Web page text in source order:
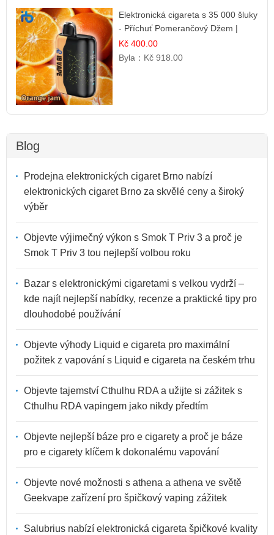
Elektronická cigareta s 35 000 šluky
- Příchuť Pomerančový Džem |
Dlouhotrvající zážitek
Kč 400.00
Byla： Kč 918.00
Blog
Prodejna elektronických cigaret Brno nabízí
elektronických cigaret Brno za skvělé ceny a široký
výběr
Objevte výjimečný výkon s Smok T Priv 3 a proč je
Smok T Priv 3 tou nejlepší volbou roku
Bazar s elektronickými cigaretami s velkou vydrží –
kde najít nejlepší nabídky, recenze a praktické tipy pro
dlouhodobé používání
Objevte výhody Liquid e cigareta pro maximální
požitek z vapování s Liquid e cigareta na českém trhu
Objevte tajemství Cthulhu RDA a užijte si zážitek s
Cthulhu RDA vapingem jako nikdy předtím
Objevte nejlepší báze pro e cigarety a proč je báze
pro e cigarety klíčem k dokonalému vapování
Objevte nové možnosti s athena a athena ve světě
Geekvape zařízení pro špičkový vaping zážitek
Salubrius nabízí elektronická cigareta špičkové kvality